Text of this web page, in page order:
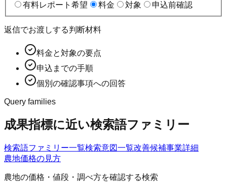
有料レポート希望
料金 対象 申込前確認
返信でお渡しする判断材料
料金と対象の要点
申込までの手順
個別の確認事項への回答
Query families
成果指標に近い検索語ファミリー
検索語ファミリー一覧検索意図一覧改善候補事業詳細
農地価格の見方
農地の価格・値段・調べ方を確認する検索